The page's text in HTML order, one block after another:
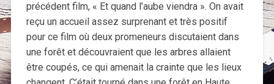
précédent film, « Et quand l’aube viendra ». On avait
reçu un accueil assez surprenant et très positif
pour ce film où deux promeneurs discutaient dans
une forêt et découvraient que les arbres allaient
être coupés, ce qui amenait la crainte que les lieux